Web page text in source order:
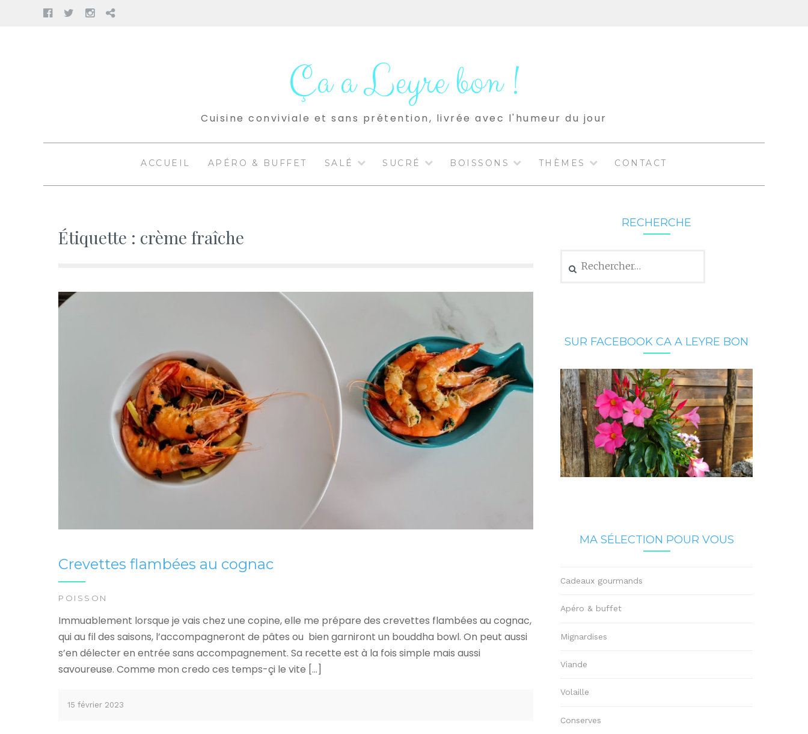
FacebookTwitter
Instagram
Pinterest
Ça a Leyre bon !
Cuisine conviviale et sans prétention, livrée avec l'humeur du jour
ACCUEIL APÉRO & BUFFET SALÉ SUCRÉ BOISSONS THÈMES CONTACT
Étiquette : crème fraîche
Crevettes flambées au cognac
POISSON
Immuablement lorsque je vais chez une copine, elle me prépare des crevettes flambées au cognac,
qui au fil des saisons, l’accompagneront de pâtes ou bien garniront un bouddha bowl. On peut aussi
s’en délecter en entrée sans accompagnement. Sa recette est à la fois simple mais aussi
savoureuse. Comme mon credo ces temps-çi le vite […]
15 février 2023
RECHERCHE
SUR FACEBOOK CA A LEYRE BON
MA SÉLECTION POUR VOUS
Cadeaux gourmands
Apéro & buffet
Mignardises
Viande
Volaille
Conserves